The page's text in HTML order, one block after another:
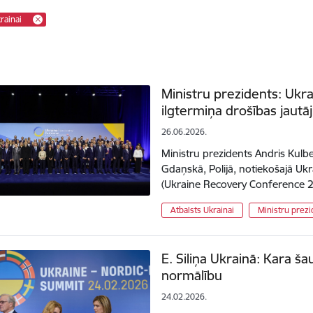
Ministru prezidents:
ilgtermiņa drošības
26.06.2026.
Ministru prezidents Andris
Gdaņskā, Polijā, notiekošajā
(Ukraine Recovery
Atbalsts Ukrainai Ministru
E. Siliņa Ukrainā: Kara
normālību
24.02.2026.